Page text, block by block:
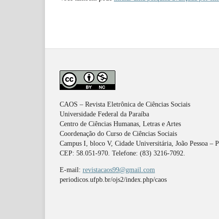
CAOS – Revista Eletrônica de Ciências Sociais
Universidade Federal da Paraíba
Centro de Ciências Humanas, Letras e Artes
Coordenação do Curso de Ciências Sociais
Campus I, bloco V, Cidade Universitária, João Pessoa –
CEP: 58.051-970. Telefone: (83) 3216-7092.
E-mail: revistacaos99@gmail.com
periodicos.ufpb.br/ojs2/index.php/caos